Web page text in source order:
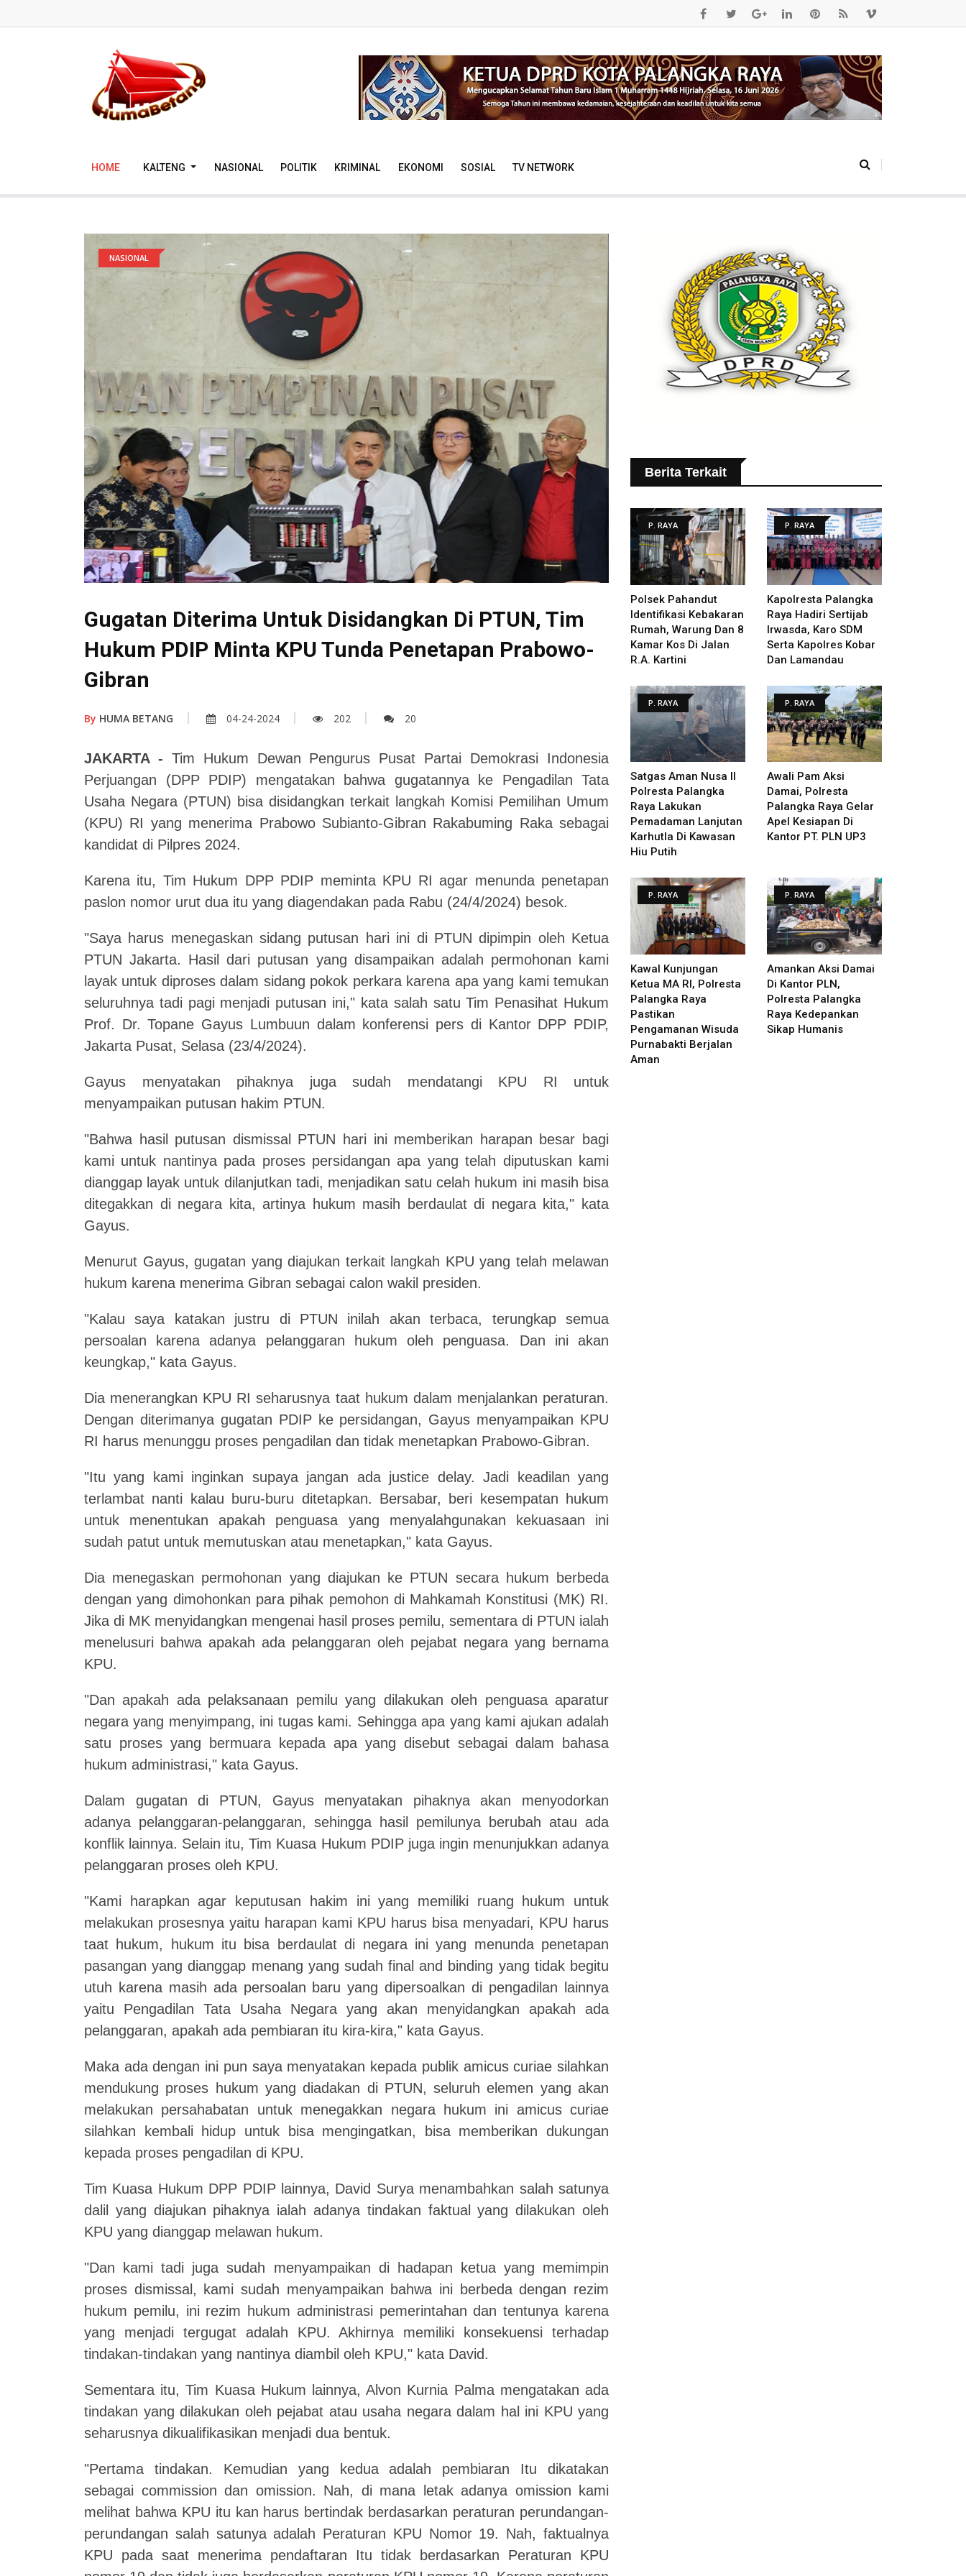
HOME KALTENG NASIONAL POLITIK KRIMINAL EKONOMI SOSIAL TV NETWORK
NASIONAL
Gugatan Diterima Untuk Disidangkan Di PTUN, Tim
Hukum PDIP Minta KPU Tunda Penetapan Prabowo-
Gibran
By HUMA BETANG 04-24-2024 202 20
JAKARTA - Tim Hukum Dewan Pengurus Pusat Partai Demokrasi Indonesia
Perjuangan (DPP PDIP) mengatakan bahwa gugatannya ke Pengadilan Tata
Usaha Negara (PTUN) bisa disidangkan terkait langkah Komisi Pemilihan Umum
(KPU) RI yang menerima Prabowo Subianto-Gibran Rakabuming Raka sebagai
kandidat di Pilpres 2024.
Karena itu, Tim Hukum DPP PDIP meminta KPU RI agar menunda penetapan
paslon nomor urut dua itu yang diagendakan pada Rabu (24/4/2024) besok.
"Saya harus menegaskan sidang putusan hari ini di PTUN dipimpin oleh Ketua
PTUN Jakarta. Hasil dari putusan yang disampaikan adalah permohonan kami
layak untuk diproses dalam sidang pokok perkara karena apa yang kami temukan
seluruhnya tadi pagi menjadi putusan ini," kata salah satu Tim Penasihat Hukum
Prof. Dr. Topane Gayus Lumbuun dalam konferensi pers di Kantor DPP PDIP,
Jakarta Pusat, Selasa (23/4/2024).
Gayus menyatakan pihaknya juga sudah mendatangi KPU RI untuk
menyampaikan putusan hakim PTUN.
"Bahwa hasil putusan dismissal PTUN hari ini memberikan harapan besar bagi
kami untuk nantinya pada proses persidangan apa yang telah diputuskan kami
dianggap layak untuk dilanjutkan tadi, menjadikan satu celah hukum ini masih bisa
ditegakkan di negara kita, artinya hukum masih berdaulat di negara kita," kata
Gayus.
Menurut Gayus, gugatan yang diajukan terkait langkah KPU yang telah melawan
hukum karena menerima Gibran sebagai calon wakil presiden.
"Kalau saya katakan justru di PTUN inilah akan terbaca, terungkap semua
persoalan karena adanya pelanggaran hukum oleh penguasa. Dan ini akan
keungkap," kata Gayus.
Dia menerangkan KPU RI seharusnya taat hukum dalam menjalankan peraturan.
Dengan diterimanya gugatan PDIP ke persidangan, Gayus menyampaikan KPU
RI harus menunggu proses pengadilan dan tidak menetapkan Prabowo-Gibran.
"Itu yang kami inginkan supaya jangan ada justice delay. Jadi keadilan yang
terlambat nanti kalau buru-buru ditetapkan. Bersabar, beri kesempatan hukum
untuk menentukan apakah penguasa yang menyalahgunakan kekuasaan ini
sudah patut untuk memutuskan atau menetapkan," kata Gayus.
Dia menegaskan permohonan yang diajukan ke PTUN secara hukum berbeda
dengan yang dimohonkan para pihak pemohon di Mahkamah Konstitusi (MK) RI.
Jika di MK menyidangkan mengenai hasil proses pemilu, sementara di PTUN ialah
menelusuri bahwa apakah ada pelanggaran oleh pejabat negara yang bernama
KPU.
"Dan apakah ada pelaksanaan pemilu yang dilakukan oleh penguasa aparatur
negara yang menyimpang, ini tugas kami. Sehingga apa yang kami ajukan adalah
satu proses yang bermuara kepada apa yang disebut sebagai dalam bahasa
hukum administrasi," kata Gayus.
Dalam gugatan di PTUN, Gayus menyatakan pihaknya akan menyodorkan
adanya pelanggaran-pelanggaran, sehingga hasil pemilunya berubah atau ada
konflik lainnya. Selain itu, Tim Kuasa Hukum PDIP juga ingin menunjukkan adanya
pelanggaran proses oleh KPU.
"Kami harapkan agar keputusan hakim ini yang memiliki ruang hukum untuk
melakukan prosesnya yaitu harapan kami KPU harus bisa menyadari, KPU harus
taat hukum, hukum itu bisa berdaulat di negara ini yang menunda penetapan
pasangan yang dianggap menang yang sudah final and binding yang tidak begitu
utuh karena masih ada persoalan baru yang dipersoalkan di pengadilan lainnya
yaitu Pengadilan Tata Usaha Negara yang akan menyidangkan apakah ada
pelanggaran, apakah ada pembiaran itu kira-kira," kata Gayus.
Maka ada dengan ini pun saya menyatakan kepada publik amicus curiae silahkan
mendukung proses hukum yang diadakan di PTUN, seluruh elemen yang akan
melakukan persahabatan untuk menegakkan negara hukum ini amicus curiae
silahkan kembali hidup untuk bisa mengingatkan, bisa memberikan dukungan
kepada proses pengadilan di KPU.
Tim Kuasa Hukum DPP PDIP lainnya, David Surya menambahkan salah satunya
dalil yang diajukan pihaknya ialah adanya tindakan faktual yang dilakukan oleh
KPU yang dianggap melawan hukum.
"Dan kami tadi juga sudah menyampaikan di hadapan ketua yang memimpin
proses dismissal, kami sudah menyampaikan bahwa ini berbeda dengan rezim
hukum pemilu, ini rezim hukum administrasi pemerintahan dan tentunya karena
yang menjadi tergugat adalah KPU. Akhirnya memiliki konsekuensi terhadap
tindakan-tindakan yang nantinya diambil oleh KPU," kata David.
Sementara itu, Tim Kuasa Hukum lainnya, Alvon Kurnia Palma mengatakan ada
tindakan yang dilakukan oleh pejabat atau usaha negara dalam hal ini KPU yang
seharusnya dikualifikasikan menjadi dua bentuk.
"Pertama tindakan. Kemudian yang kedua adalah pembiaran Itu dikatakan
sebagai commission dan omission. Nah, di mana letak adanya omission kami
melihat bahwa KPU itu kan harus bertindak berdasarkan peraturan perundangan-
perundangan salah satunya adalah Peraturan KPU Nomor 19. Nah, faktualnya
KPU pada saat menerima pendaftaran Itu tidak berdasarkan Peraturan KPU
Berita Terkait
P. RAYA
Polsek Pahandut
Identifikasi Kebakaran
Rumah, Warung Dan 8
Kamar Kos Di Jalan
R.A. Kartini
P. RAYA
Kapolresta Palangka
Raya Hadiri Sertijab
Irwasda, Karo SDM
Serta Kapolres Kobar
Dan Lamandau
P. RAYA
Satgas Aman Nusa II
Polresta Palangka
Raya Lakukan
Pemadaman Lanjutan
Karhutla Di Kawasan
Hiu Putih
P. RAYA
Awali Pam Aksi
Damai, Polresta
Palangka Raya Gelar
Apel Kesiapan Di
Kantor PT. PLN UP3
P. RAYA
Kawal Kunjungan
Ketua MA RI, Polresta
Palangka Raya
Pastikan
Pengamanan Wisuda
Purnabakti Berjalan
Aman
P. RAYA
Amankan Aksi Damai
Di Kantor PLN,
Polresta Palangka
Raya Kedepankan
Sikap Humanis